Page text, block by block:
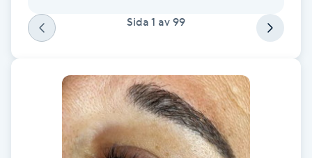
Fotvård
Fransar
Fransborttagning
Fransfärgning
Sida 1 av 99